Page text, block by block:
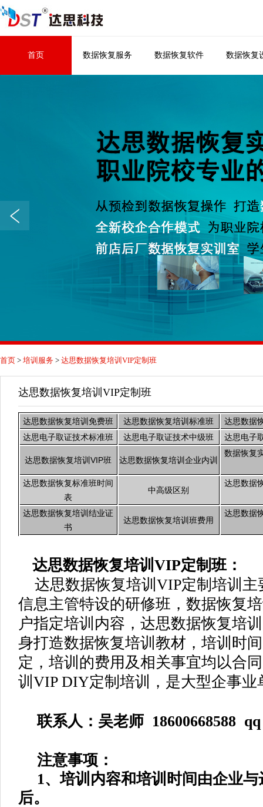
首页 数据恢复服务 数据恢复软件 数据恢复
首页 > 培训服务 > 达思数据恢复培训VIP定制班
达思数据恢复培训VIP定制班
达思数据恢复培训免费班 达思数据恢复培训标准班
达思数据
达思电子取证技术标准班
达思电子取证技术中级班 达思电子
达思数据恢复培训VIP班 达思数据恢复培训企业内训
数据恢复
达思数据恢复标准班时间
表
中高级区别
达思数据
达思数据恢复培训结业证
书
达思数据恢复培训班费用
达思数据
达思数据恢复培训VIP定制班：
达思数据恢复培训VIP定制培训主
信息主管特设的研修班，数据恢复
户指定培训内容，达思数据恢复培
身打造数据恢复培训教材，培训时
定，培训的费用及相关事宜均以合
训VIP DIY定制培训，是大型企事业
联系人：吴老师 18600668588 qq
注意事项：
1、培训内容和培训时间由企业
后。